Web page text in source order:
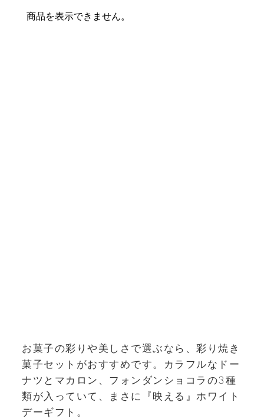
お菓子の彩りや美しさで選ぶなら、彩り焼き
菓子セットがおすすめです。カラフルなドー
ナツとマカロン、フォンダンショコラの3種
類が入っていて、まさに『映える』ホワイト
デーギフト。